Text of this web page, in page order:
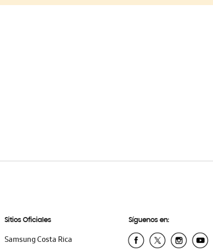
Sitios Oficiales
Samsung Costa Rica
Síguenos en: